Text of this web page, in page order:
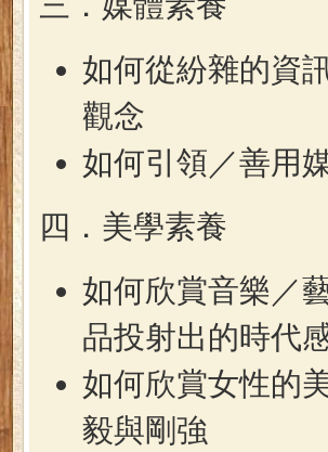
如何從紛雜的資
觀念
如何引領／善用
四．美學素養
如何欣賞音樂／
品投射出的時代
如何欣賞女性的
毅與剛強